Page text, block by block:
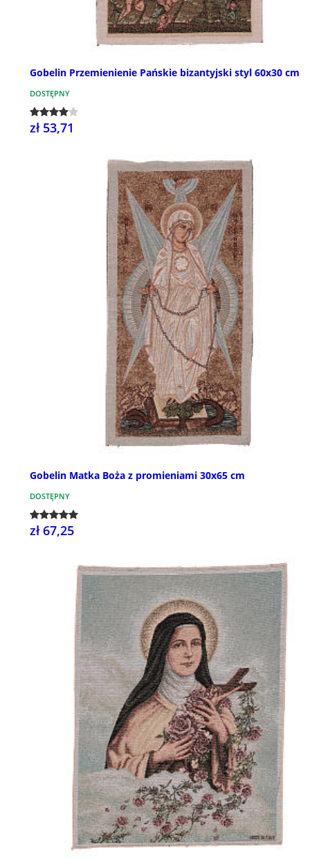
Gobelin Przemienienie Pańskie bizantyjski styl 60x30 cm
DOSTĘPNY
zł 53,71
Gobelin Matka Boża z promieniami 30x65 cm
DOSTĘPNY
zł 67,25